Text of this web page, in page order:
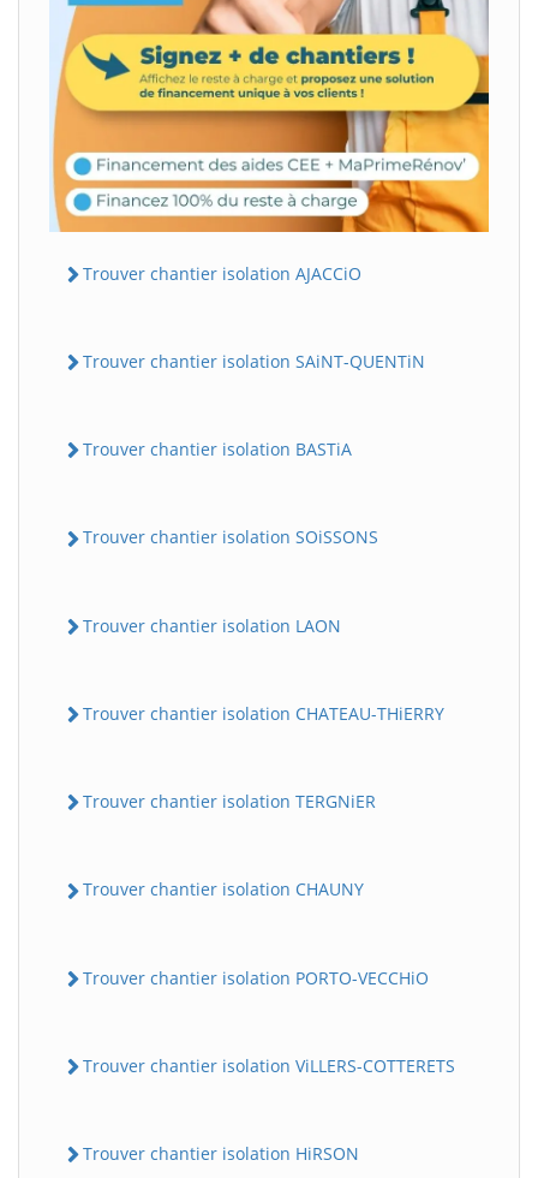
Trouver chantier isolation AJACCiO
Trouver chantier isolation SAiNT-QUENTiN
Trouver chantier isolation BASTiA
Trouver chantier isolation SOiSSONS
Trouver chantier isolation LAON
Trouver chantier isolation CHATEAU-THiERRY
Trouver chantier isolation TERGNiER
Trouver chantier isolation CHAUNY
Trouver chantier isolation PORTO-VECCHiO
Trouver chantier isolation ViLLERS-COTTERETS
Trouver chantier isolation HiRSON